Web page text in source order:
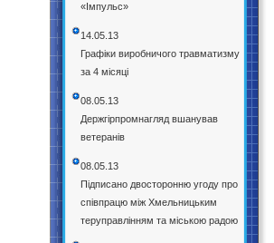
«Імпульс»
14.05.13
Графіки виробничого травматизму
за 4 місяці
08.05.13
Держгірпромнагляд вшанував
ветеранів
08.05.13
Підписано двосторонню угоду про
співпрацю між Хмельницьким
теруправлінням та міською радою